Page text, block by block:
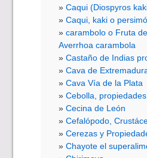
Caqui (Diospyros
Caqui, kaki o
carambolo o Fruta
Averrhoa carambola
Castaño de Indias
Cava de
Cava Vía de la Plata
Cebolla, propiedades
Cecina de León
Cefalópodo,
Cerezas y
Chayote el